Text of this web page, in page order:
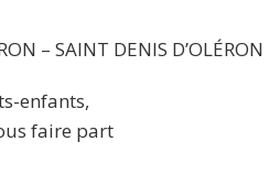
– SAINT DENIS D’OLÉRON
enfants,
faire part